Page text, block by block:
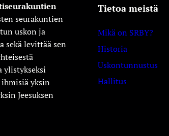
seurakuntien
uskon ja
sekä levittää sen
ylistykseksi
yksin
Jeesuksen
Tietoa meistä
Mikä on SRBY?
Historia
Uskontunnustus
Hallitus